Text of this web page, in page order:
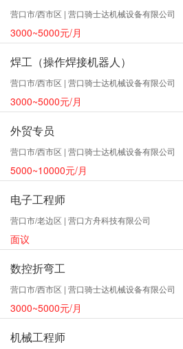
营口市/西市区 | 营口骑士达机械设备有限公司
3000~5000元/月
焊工（操作焊接机器人）
营口市/西市区 | 营口骑士达机械设备有限公司
3000~5000元/月
外贸专员
营口市/西市区 | 营口骑士达机械设备有限公司
5000~10000元/月
电子工程师
营口市/老边区 | 营口方舟科技有限公司
面议
数控折弯工
营口市/西市区 | 营口骑士达机械设备有限公司
3000~5000元/月
机械工程师